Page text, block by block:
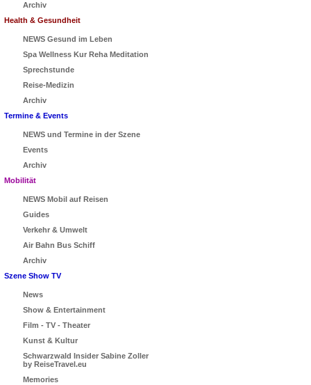
Archiv
Health & Gesundheit
NEWS Gesund im Leben
Spa Wellness Kur Reha Meditation
Sprechstunde
Reise-Medizin
Archiv
Termine & Events
NEWS und Termine in der Szene
Events
Archiv
Mobilität
NEWS Mobil auf Reisen
Guides
Verkehr & Umwelt
Air Bahn Bus Schiff
Archiv
Szene Show TV
News
Show & Entertainment
Film - TV - Theater
Kunst & Kultur
Schwarzwald Insider Sabine Zoller
by ReiseTravel.eu
Memories